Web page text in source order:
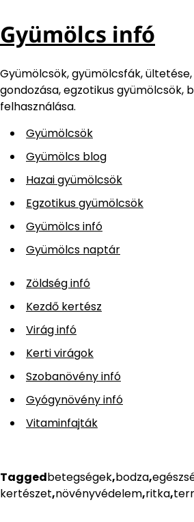
Gyümölcs infó
Gyümölcsök, gyümölcsfák,
gondozása, egzotikus gyümölcsök,
felhasználása.
Gyümölcsök
Gyümölcs blog
Hazai gyümölcsök
Egzotikus gyümölcsök
Gyümölcs infó
Gyümölcs naptár
Zöldség infó
Kezdő kertész
Virág infó
Kerti virágok
Szobanövény infó
Gyógynövény infó
Vitaminfajták
Taggedbetegségek,bodza,
kertészet,növényvédelem,ritka,